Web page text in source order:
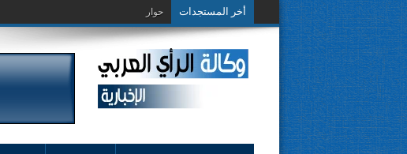
أخر المستجدات حوار حول التجربة الن